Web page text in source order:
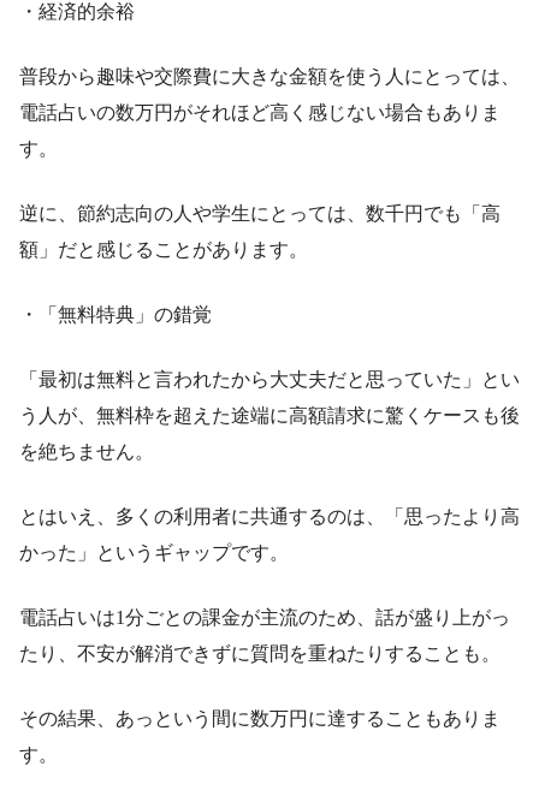
・経済的余裕
普段から趣味や交際費に大きな金額を使う人にとっては、
電話占いの数万円がそれほど高く感じない場合もありま
す。
逆に、節約志向の人や学生にとっては、数千円でも「高
額」だと感じることがあります。
・「無料特典」の錯覚
「最初は無料と言われたから大丈夫だと思っていた」とい
う人が、無料枠を超えた途端に高額請求に驚くケースも後
を絶ちません。
とはいえ、多くの利用者に共通するのは、「思ったより高
かった」というギャップです。
電話占いは1分ごとの課金が主流のため、話が盛り上がっ
たり、不安が解消できずに質問を重ねたりすることも。
その結果、あっという間に数万円に達することもありま
す。